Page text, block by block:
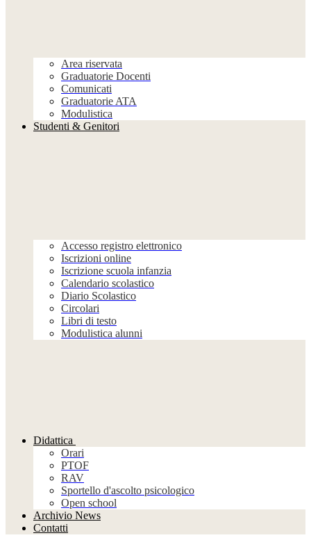
Area riservata
Graduatorie Docenti
Comunicati
Graduatorie ATA
Modulistica
Studenti & Genitori
Accesso registro elettronico
Iscrizioni online
Iscrizione scuola infanzia
Calendario scolastico
Diario Scolastico
Circolari
Libri di testo
Modulistica alunni
Didattica
Orari
PTOF
RAV
Sportello d'ascolto psicologico
Open school
Archivio News
Contatti